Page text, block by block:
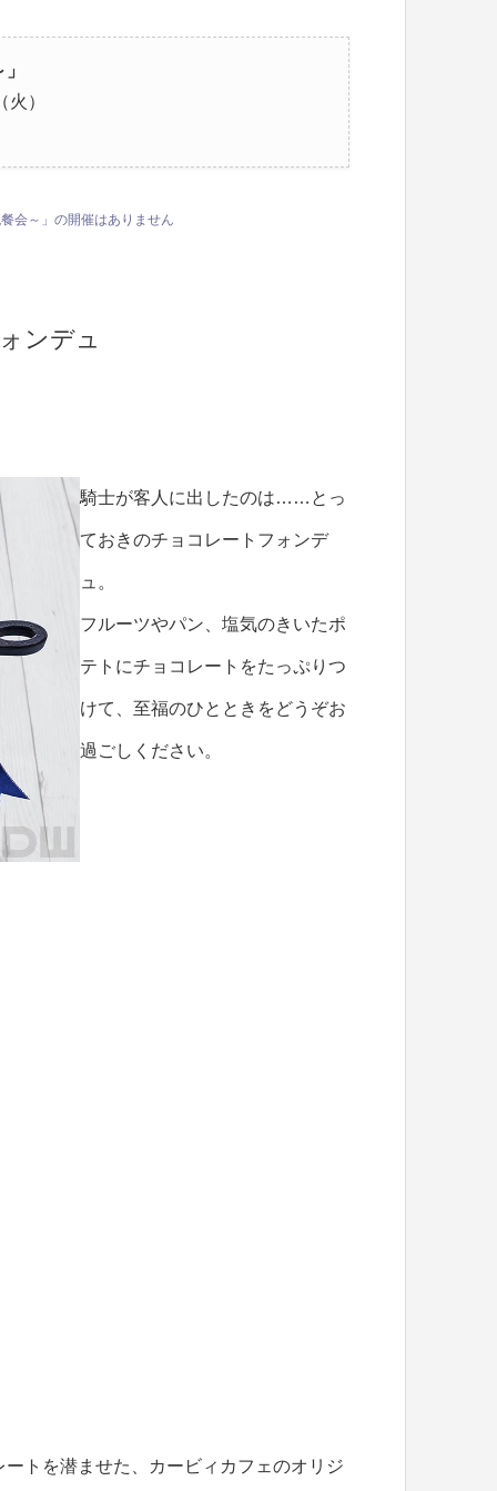
）
会～」の開催はありません
ンデュ
騎士が客人に出したのは……とっ
ておきのチョコレートフォンデ
ュ。
フルーツやパン、塩気のきいたポ
テトにチョコレートをたっぷりつ
けて、至福のひとときをどうぞお
過ごしください。
トを潜ませた、カービィカフェのオリジ